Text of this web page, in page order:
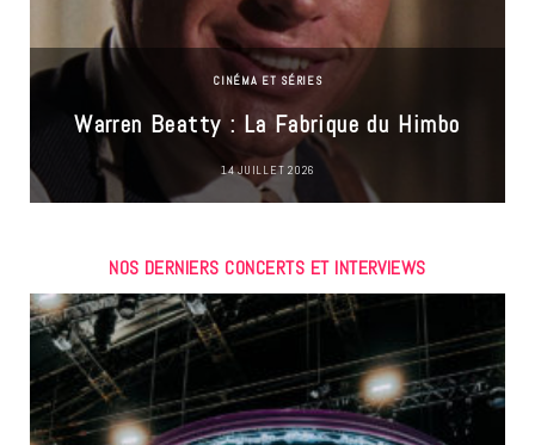
CINÉMA ET SÉRIES
Warren Beatty : La Fabrique du Himbo
14 JUILLET 2026
NOS DERNIERS CONCERTS ET INTERVIEWS